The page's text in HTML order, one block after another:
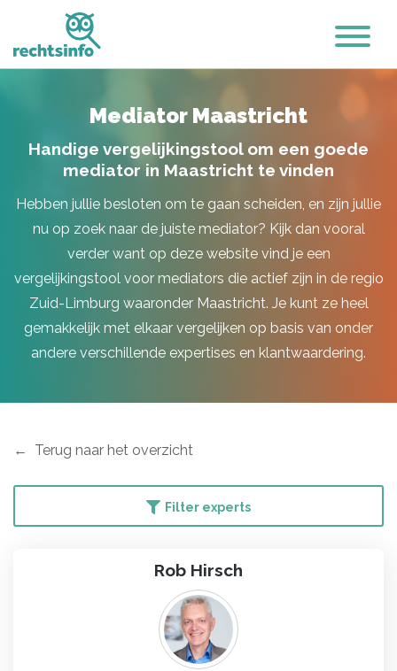
Mediator Maastricht
Handige vergelijkingstool om een goede
mediator in Maastricht te vinden
Hebben jullie besloten om te gaan scheiden, en zijn jullie
nu op zoek naar de juiste mediator? Kijk dan vooral
verder want op deze website vind je een
vergelijkingstool voor mediators die actief zijn in de regio
Zuid-Limburg waaronder Maastricht. Je kunt ze heel
gemakkelijk met elkaar vergelijken op basis van onder
andere verschillende expertises en klantwaardering.
Terug naar het overzicht
Filter experts
Rob Hirsch